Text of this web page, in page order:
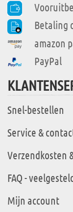
Betaling
amazon
PayPal
Snel-bestellen
Service &
Verzendkosten
FAQ -
Mijn account